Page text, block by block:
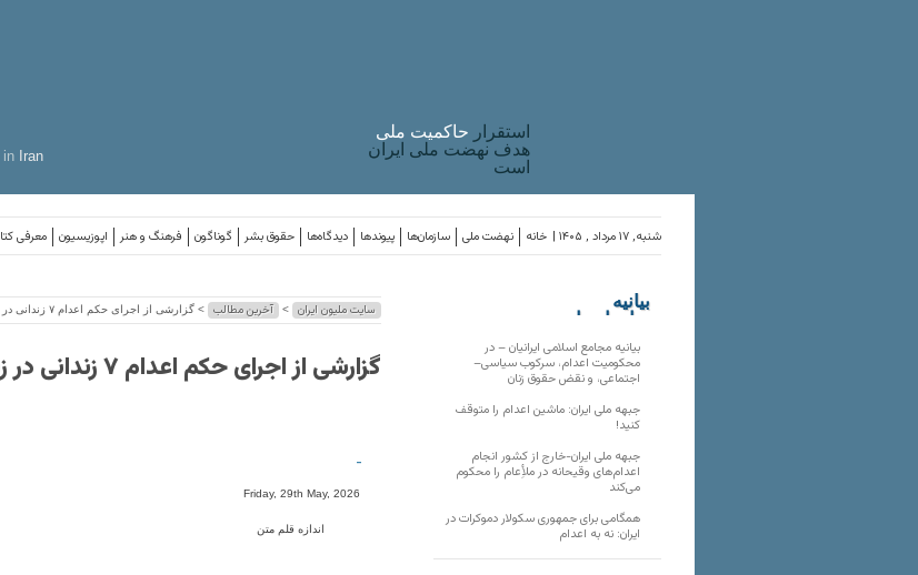
in Iran
استقرار حاکميت ملی
هدف نهضت ملی ایران
است
معرفی اپوزیسیون فرهنگ و هنر گوناگون حقوق بشر دیدگاه‌ها پیوندها سازمان‌ها نهضت ملی خانه شنبه, ۱۷ مرداد , ۱۴۰۵ |
سایت ملیون ایران > آخرین مطالب > گزارشی از اجرای حکم اعدام ۷ زندانی در زندان‌های مختلف
گزارشی از اجرای حکم اعدام ۷ زندانی در زندان‌های مختلف
-
Friday, 29th May, 2026
اندازه قلم متن
بیانیه
سازمان‌های
بیانیه مجامع اسلامی ایرانیان – در
محکومیت اعدام، سرکوب سیاسی–
اجتماعی، و نقض حقوق زنان
جبهه ملی ایران: ماشین اعدام را متوقف
کنید!
جبهه ملی ایران-خارج از کشور انجام
اعدام‌های وقیحانه در ملأِعام را محکوم
می‌کند
همگامی برای جمهوری سکولار دموکرات در
ایران: نه به اعدام